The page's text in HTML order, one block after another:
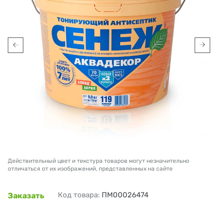
Действительный цвет и текстура товаров могут незначительно
отличаться от их изображений, представленных на сайте
Заказать Код товара: ПМ00026474